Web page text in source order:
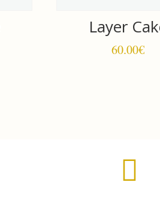
Layer
60.00€
